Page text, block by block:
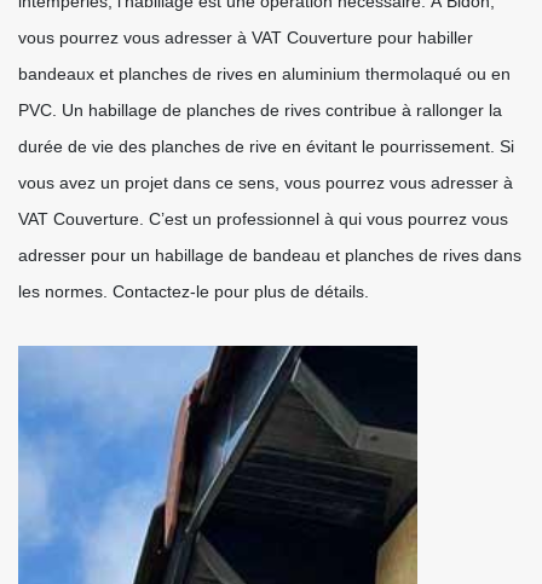
vous pourrez vous adresser à VAT Couverture pour habiller
bandeaux et planches de rives en aluminium thermolaqué ou en
PVC. Un habillage de planches de rives contribue à rallonger la
durée de vie des planches de rive en évitant le pourrissement. Si
vous avez un projet dans ce sens, vous pourrez vous adresser à
VAT Couverture. C’est un professionnel à qui vous pourrez vous
adresser pour un habillage de bandeau et planches de rives dans
les normes. Contactez-le pour plus de détails.